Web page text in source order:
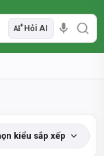
AI Hỏi AI
kiểu sắp xếp